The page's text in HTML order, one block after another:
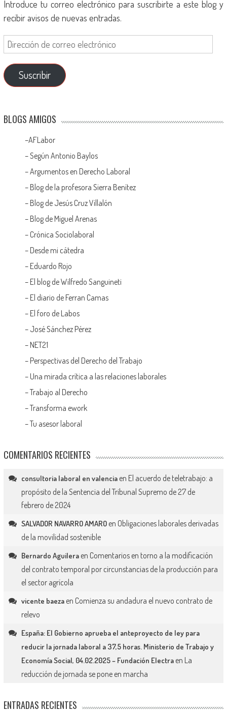
Introduce tu correo electrónico para suscribirte a este blog y
recibir avisos de nuevas entradas.
Suscribir
BLOGS AMIGOS
–AFLabor
– Según Antonio Baylos
–Argumentos en Derecho Laboral
– Blog de la profesora Sierra Benítez
– Blog de Jesús Cruz Villalón
– Blog de Miguel Arenas
– Crónica Sociolaboral
– Desde mi cátedra
– Eduardo Rojo
– El blog de Wilfredo Sanguineti
– El diario de Ferran Camas
– El foro de Labos
– José Sánchez Pérez
– NET21
– Perspectivas del Derecho del Trabajo
– Una mirada crítica a las relaciones laborales
–Trabajo al Derecho
–Transforma ework
–Tu asesor laboral
COMENTARIOS RECIENTES
consultoria laboral en valenciaen El acuerdo de teletrabajo: a
propósito de la Sentencia del Tribunal Supremo de 27 de
febrero de 2024
SALVADOR NAVARRO AMAROen Obligaciones laborales derivadas
de la movilidad sostenible
Bernardo Aguileraen Comentarios en torno a la modificación
del contrato temporal por circunstancias de la producción para
el sector agrícola
vicente baezaen Comienza su andadura el nuevo contrato de
relevo
España: El Gobierno aprueba el anteproyecto de ley para
reducir la jornada laboral a 37,5 horas. Ministerio de Trabajo y
Economía Social, 04.02.2025 – Fundación Electraen La
reducción de jornada se pone en marcha
ENTRADAS RECIENTES